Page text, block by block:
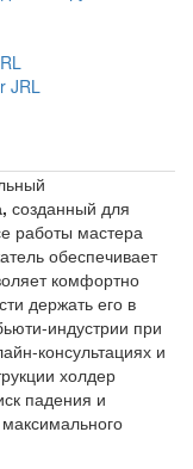
созданный для
работы мастера
обеспечивает
комфортно
держать его в
индустрии при
консультациях и
холдер
падения и